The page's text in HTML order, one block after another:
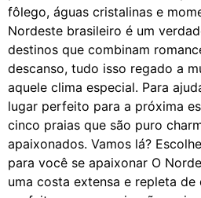
fôlego, águas cristalinas e
Nordeste brasileiro é um
destinos que combinam
descanso, tudo isso regado a
aquele clima especial. Para
lugar perfeito para a próxima
cinco praias que são puro
apaixonados. Vamos lá?
para você se apaixonar O
uma costa extensa e repleta